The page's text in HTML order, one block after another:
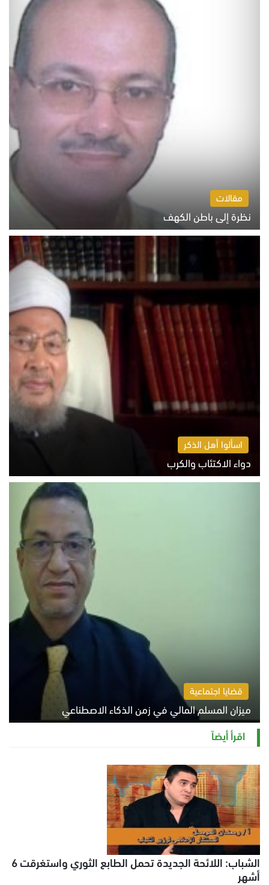
مقالات
نظرة إلى باطن الكهف
السبت 8 أغسطس 2026 11:04 ص
اسألوا أهل الذكر
دواء الاكتئاب والكرب
السبت 8 أغسطس 2026 10:54 ص
قضايا اجتماعية
ميزان المسلم المالي في زمن الذكاء الاصطناعي
السبت 8 أغسطس 2026 11:21 ص
اقرأ أيضاً
الشباب: اللائحة الجديدة تحمل الطابع الثوري واستغرقت 6
أشهر